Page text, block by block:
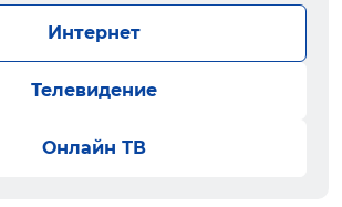
Интернет
Телевидение
Онлайн ТВ